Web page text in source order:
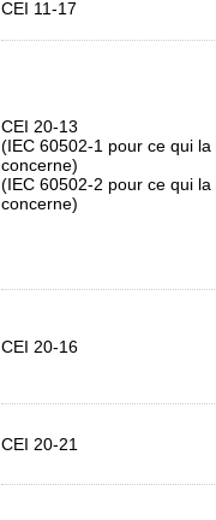
CEI 11-17
CEI 20-13
(IEC 60502-1 pour ce qui la
concerne)
(IEC 60502-2 pour ce qui la
concerne)
CEI 20-16
CEI 20-21